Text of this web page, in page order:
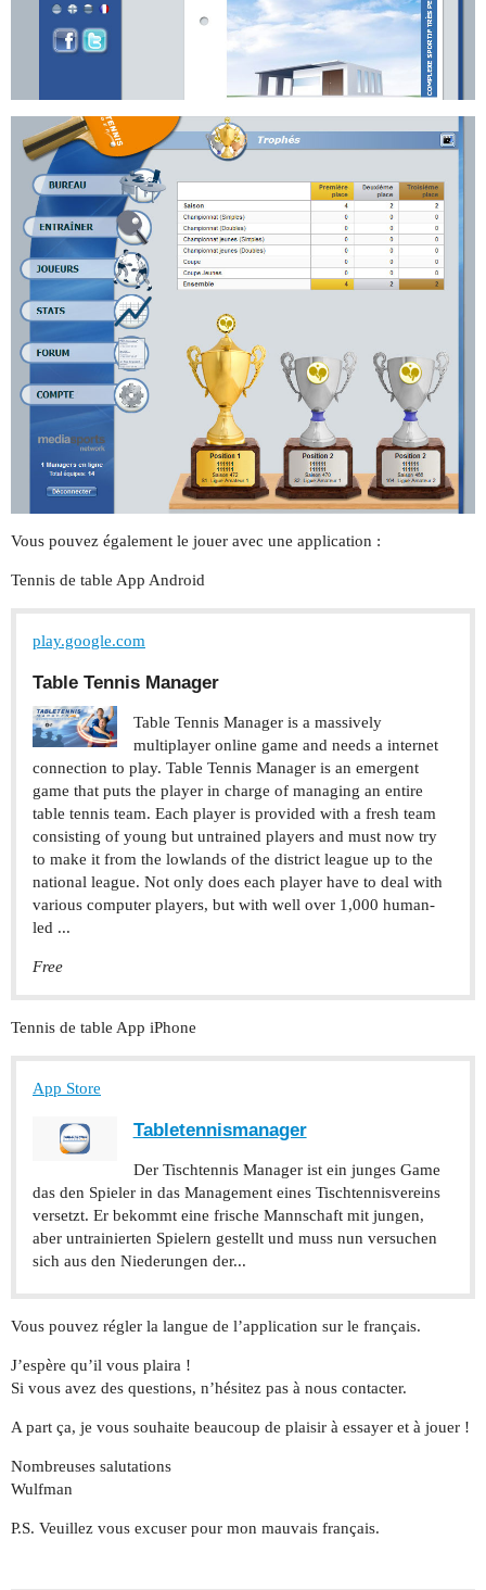
Vous pouvez également le jouer avec une application :
Tennis de table App Android
play.google.com
Table Tennis Manager
Table Tennis Manager is a massively
multiplayer online game and needs a internet
connection to play. Table Tennis Manager is an emergent
game that puts the player in charge of managing an entire
table tennis team. Each player is provided with a fresh team
consisting of young but untrained players and must now try
to make it from the lowlands of the district league up to the
national league. Not only does each player have to deal with
various computer players, but with well over 1,000 human-
led ...
Free
Tennis de table App iPhone
App Store
‎Tabletennismanager
‎Der Tischtennis Manager ist ein junges Game
das den Spieler in das Management eines Tischtennisvereins
versetzt. Er bekommt eine frische Mannschaft mit jungen,
aber untrainierten Spielern gestellt und muss nun versuchen
sich aus den Niederungen der...
Vous pouvez régler la langue de l’application sur le français.
J’espère qu’il vous plaira !
Si vous avez des questions, n’hésitez pas à nous contacter.
A part ça, je vous souhaite beaucoup de plaisir à essayer et à jouer !
Nombreuses salutations
Wulfman
P.S. Veuillez vous excuser pour mon mauvais français.